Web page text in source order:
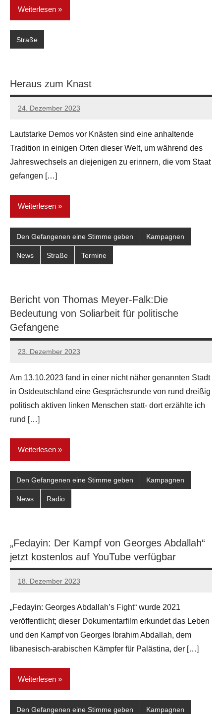
Weiterlesen
Straße
Heraus zum Knast
24. Dezember 2023
network
Lautstarke Demos vor Knästen sind eine anhaltende
Tradition in einigen Orten dieser Welt, um während des
Jahreswechsels an diejenigen zu erinnern, die vom Staat
gefangen […]
Weiterlesen
Den Gefangenen eine Stimme geben Kampagnen
News Straße Termine
Bericht von Thomas Meyer-Falk:Die
Bedeutung von Soliarbeit für politische
Gefangene
23. Dezember 2023
network
Am 13.10.2023 fand in einer nicht näher genannten Stadt
in Ostdeutschland eine Gesprächsrunde von rund dreißig
politisch aktiven linken Menschen statt- dort erzählte ich
rund […]
Weiterlesen
Den Gefangenen eine Stimme geben Kampagnen
News Radio
„Fedayin: Der Kampf von Georges Abdallah“
jetzt kostenlos auf YouTube verfügbar
18. Dezember 2023
network
„Fedayin: Georges Abdallah’s Fight“ wurde 2021
veröffentlicht; dieser Dokumentarfilm erkundet das Leben
und den Kampf von Georges Ibrahim Abdallah, dem
libanesisch-arabischen Kämpfer für Palästina, der […]
Weiterlesen
Den Gefangenen eine Stimme geben Kampagnen